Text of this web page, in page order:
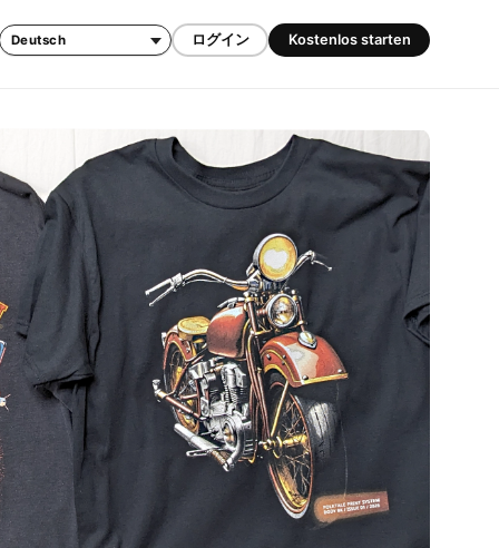
ログイン Kostenlos starten